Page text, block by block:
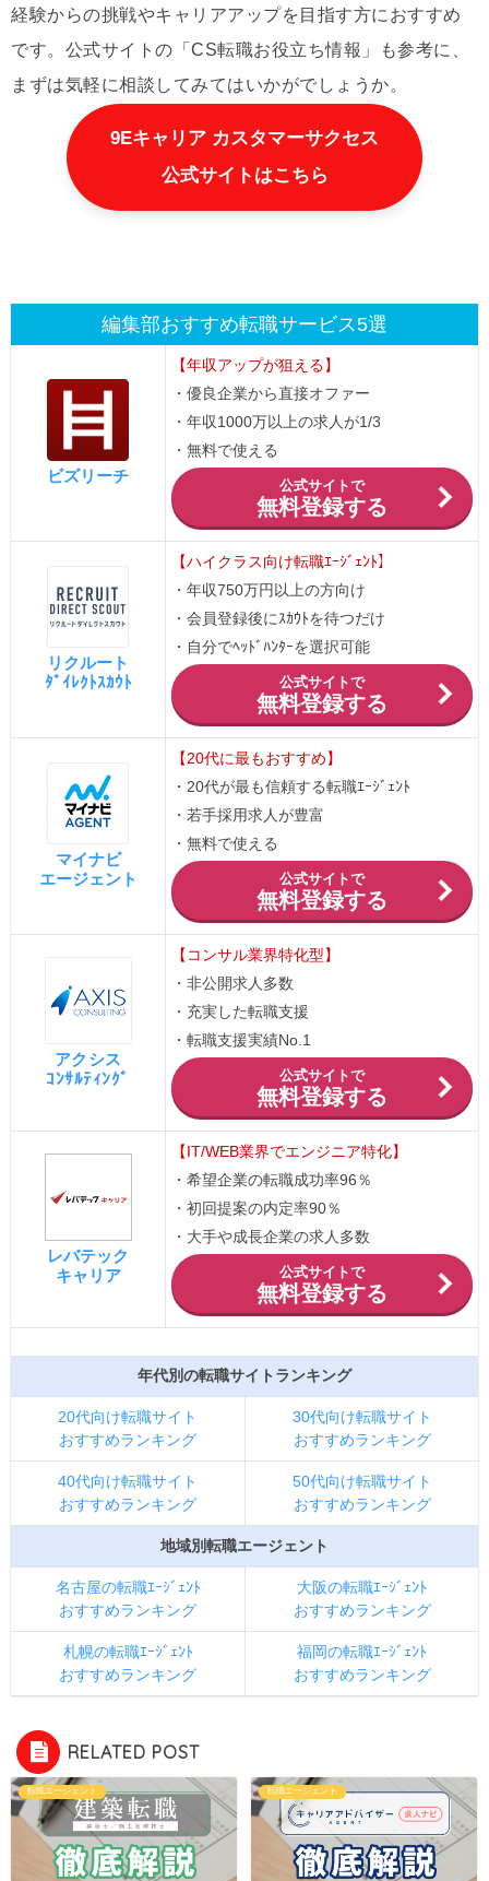
経験からの挑戦やキャリアアップを目指す方におすすめ
です。公式サイトの「CS転職お役立ち情報」も参考に、
まずは気軽に相談してみてはいかがでしょうか。
9Eキャリア カスタマーサクセス
公式サイトはこちら
編集部おすすめ転職サービス5選
ビズリーチ
【年収アップが狙える】
・優良企業から直接オファー
・年収1000万以上の求人が1/3
・無料で使える
公式サイトで
無料登録する
リクルート
ﾀﾞｲﾚｸﾄｽｶｳﾄ
【ハイクラス向け転職ｴｰｼﾞｪﾝﾄ】
・年収750万円以上の方向け
・会員登録後にｽｶｳﾄを待つだけ
・自分でﾍｯﾄﾞﾊﾝﾀｰを選択可能
公式サイトで
無料登録する
マイナビ
エージェント
【20代に最もおすすめ】
・20代が最も信頼する転職ｴｰｼﾞｪﾝﾄ
・若手採用求人が豊富
・無料で使える
公式サイトで
無料登録する
アクシス
ｺﾝｻﾙﾃｨﾝｸﾞ
【コンサル業界特化型】
・非公開求人多数
・充実した転職支援
・転職支援実績No.1
公式サイトで
無料登録する
レバテック
キャリア
【IT/WEB業界でエンジニア特化】
・希望企業の転職成功率96％
・初回提案の内定率90％
・大手や成長企業の求人多数
公式サイトで
無料登録する
年代別の転職サイトランキング
20代向け転職サイト
おすすめランキング
30代向け転職サイト
おすすめランキング
40代向け転職サイト
おすすめランキング
50代向け転職サイト
おすすめランキング
地域別転職エージェント
名古屋の転職ｴｰｼﾞｪﾝﾄ
おすすめランキング
大阪の転職ｴｰｼﾞｪﾝﾄ
おすすめランキング
札幌の転職ｴｰｼﾞｪﾝﾄ
おすすめランキング
福岡の転職ｴｰｼﾞｪﾝﾄ
おすすめランキング
RELATED POST
転職エージェント 転職エージェント